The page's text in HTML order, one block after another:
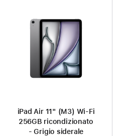
iPad Air 11" (M3) Wi‑Fi
256GB ricondizionato
- Grigio siderale